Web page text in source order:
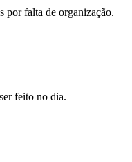
por falta de organização.
feito no dia.